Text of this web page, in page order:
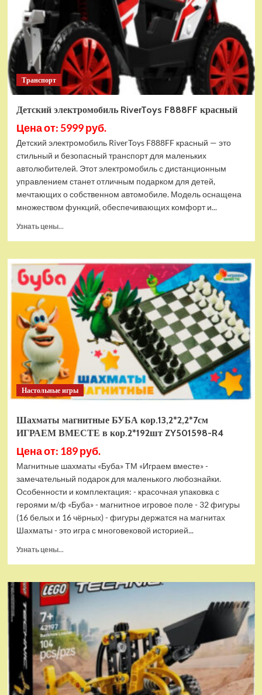
Транспорт
Детский электромобиль RiverToys F888FF красный
Цена от: 5999 руб.
Детский электромобиль RiverToys F888FF красный — это
стильный и безопасный транспорт для маленьких
автолюбителей. Этот электромобиль с дистанционным
управлением станет отличным подарком для детей,
мечтающих о собственном автомобиле. Модель оснащена
множеством функций, обеспечивающих комфорт и...
Узнать цены...
Детский
электромобиль
RiverToys
F888FF
красный
Настольные игры
Шахматы магнитные БУБА кор.13,2*2,2*7см
ИГРАЕМ ВМЕСТЕ в кор.2*192шт ZY501598-R4
Цена от: 189 руб.
Магнитные шахматы «Буба» ТМ «Играем вместе» -
замечательный подарок для маленького любознайки.
Особенности и комплектация: - красочная упаковка с
героями м/ф «Буба» - магнитное игровое поле - 32 фигуры
(16 белых и 16 чёрных) - фигуры держатся на магнитах
Шахматы - это игра с многовековой историей...
Узнать цены...
Шахматы
магнитные
БУБА
ИГРАЕМ
ВМЕСТЕ
в
кор.2*192шт
ZY501598-
R4